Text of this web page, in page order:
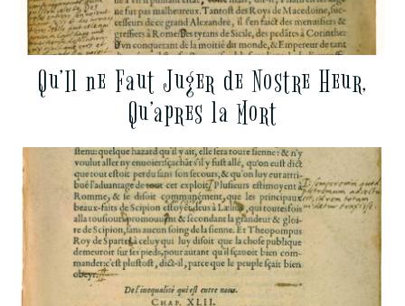
Qu’Il ne Faut Juger de Nostre Heur,
Qu’apres la Mort